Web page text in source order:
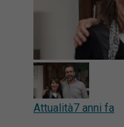
Attualità7 anni fa